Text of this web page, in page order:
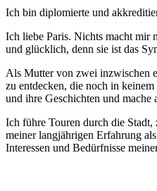
Ich bin diplomierte und
Ich liebe Paris. Nichts macht mir
und glücklich, denn sie ist das
Als Mutter von zwei inzwischen
zu entdecken, die noch in
und ihre Geschichten und mache
Ich führe Touren durch die
meiner langjährigen Erfahrung
Interessen und Bedürfnisse